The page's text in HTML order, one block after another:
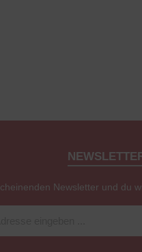
Newsletter und du